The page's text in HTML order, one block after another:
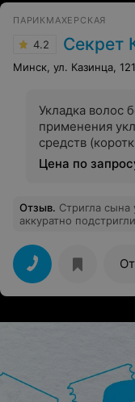
ПАРИКМАХЕРСКАЯ
4.2 Секрет
Минск, ул. Казинца, 121
Укладка волос
применения
средств
Цена по
Отзыв. Стригла сына у Тамары понравилось
аккуратно
Обязательно приду